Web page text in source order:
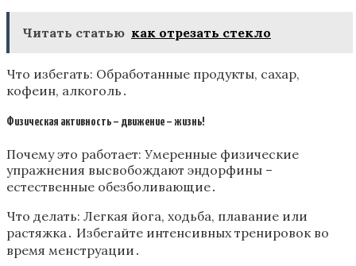
Читать статью как отрезать стекло
Что избегать: Обработанные продукты, сахар,
кофеин, алкоголь․
Физическая активность – движение – жизнь!
Почему это работает: Умеренные физические
упражнения высвобождают эндорфины –
естественные обезболивающие․
Что делать: Легкая йога, ходьба, плавание или
растяжка․ Избегайте интенсивных тренировок во
время менструации․